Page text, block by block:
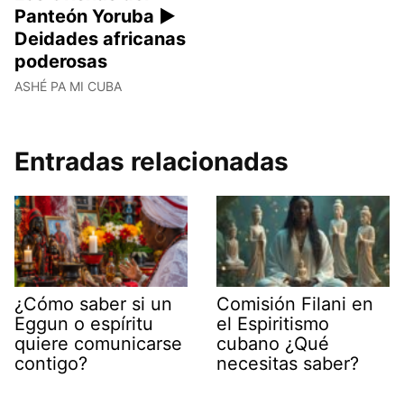
Panteón Yoruba ►
Deidades africanas
poderosas
ASHÉ PA MI CUBA
Entradas relacionadas
¿Cómo saber si un
Eggun o espíritu
quiere comunicarse
contigo?
Comisión Filani en
el Espiritismo
cubano ¿Qué
necesitas saber?